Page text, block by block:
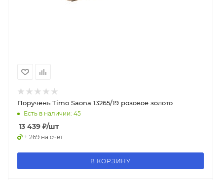
Поручень Timo Saona 13265/19 розовое золото
Есть в наличии: 45
13 439 ₽/шт
+ 269 на счет
В КОРЗИНУ